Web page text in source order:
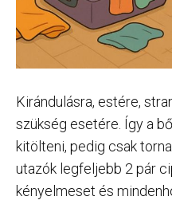
Kirándulásra, estére,
szükség esetére. Így a
kitölteni, pedig csak
utazók legfeljebb 2 pár
kényelmeset és